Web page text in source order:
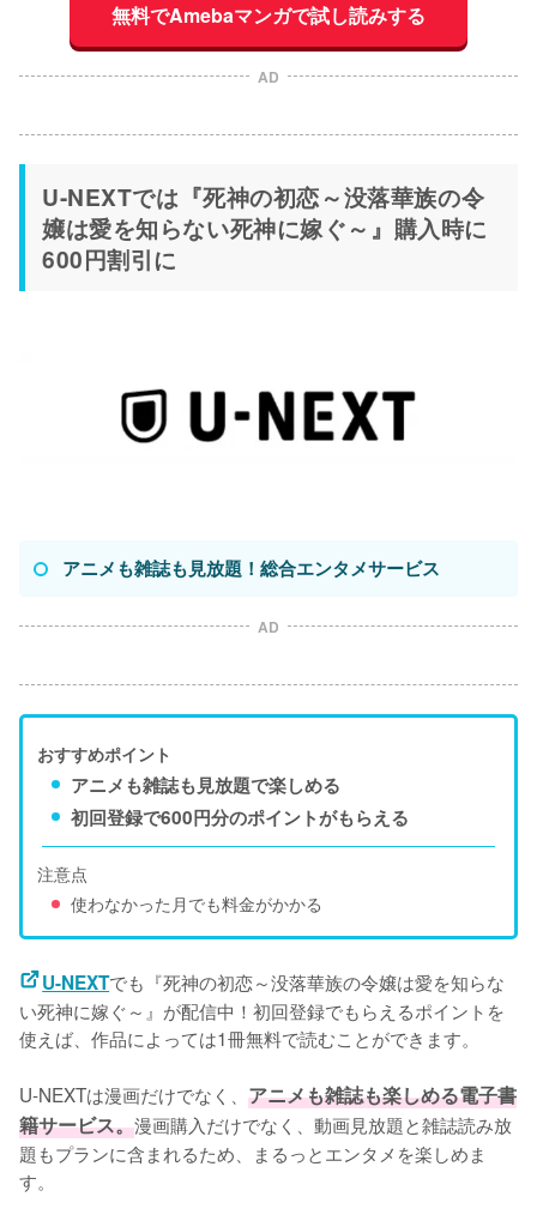
無料でAmebaマンガで試し読みする
AD
U-NEXTでは『死神の初恋～没落華族の令
嬢は愛を知らない死神に嫁ぐ～』購入時に
600円割引に
アニメも雑誌も見放題！総合エンタメサービス
AD
おすすめポイント
アニメも雑誌も見放題で楽しめる
初回登録で600円分のポイントがもらえる
注意点
使わなかった月でも料金がかかる
U-NEXTでも『死神の初恋～没落華族の令嬢は愛を知らな
い死神に嫁ぐ～』が配信中！初回登録でもらえるポイントを
使えば、作品によっては1冊無料で読むことができます。
U-NEXTは漫画だけでなく、 アニメも雑誌も楽しめる電子書
籍サービス。漫画購入だけでなく、動画見放題と雑誌読み放
題もプランに含まれるため、まるっとエンタメを楽しめま
す。